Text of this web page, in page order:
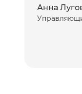
Анна